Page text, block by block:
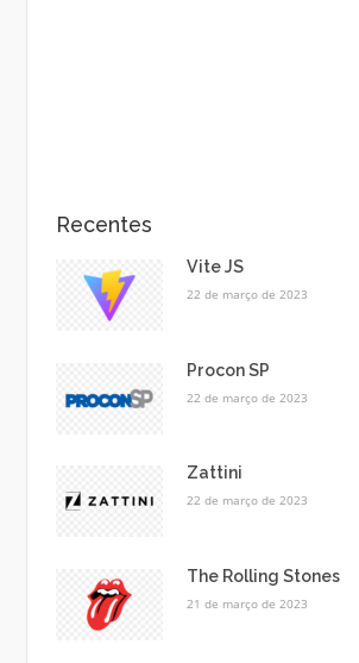
Recentes
Vite JS
22 de março de 2023
Procon SP
22 de março de 2023
Zattini
22 de março de 2023
The Rolling Stones
21 de março de 2023